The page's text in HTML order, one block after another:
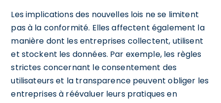
Les implications des nouvelles lois ne se limitent
pas à la conformité. Elles affectent également la
manière dont les entreprises collectent, utilisent
et stockent les données. Par exemple, les règles
strictes concernant le consentement des
utilisateurs et la transparence peuvent obliger les
entreprises à réévaluer leurs pratiques en